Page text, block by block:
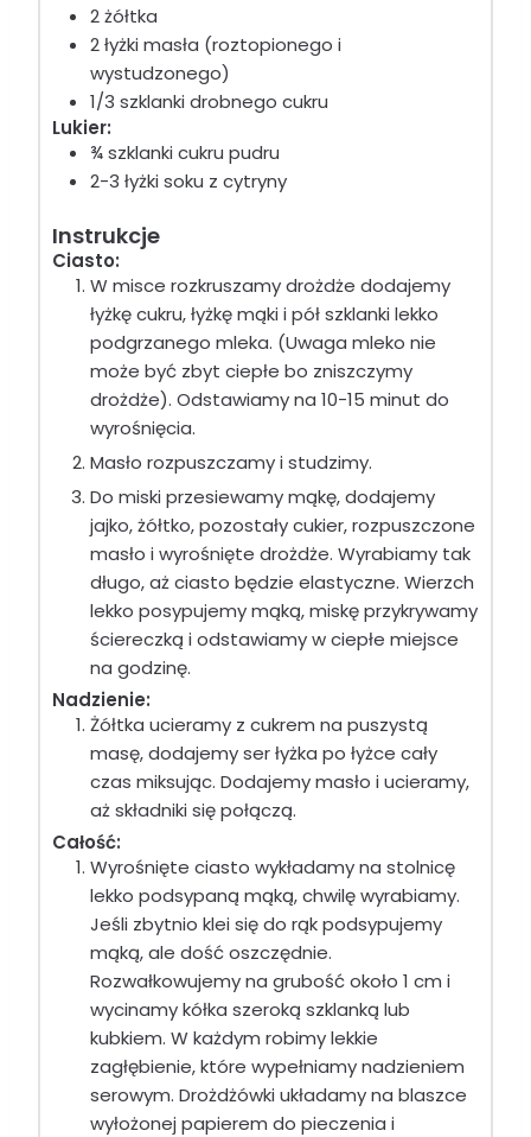
2 żółtka
2 łyżki masła (roztopionego i
wystudzonego)
1/3 szklanki drobnego cukru
Lukier:
¾ szklanki cukru pudru
2-3 łyżki soku z cytryny
Instrukcje
Ciasto:
W misce rozkruszamy drożdże dodajemy
łyżkę cukru, łyżkę mąki i pół szklanki lekko
podgrzanego mleka. (Uwaga mleko nie
może być zbyt ciepłe bo zniszczymy
drożdże). Odstawiamy na 10-15 minut do
wyrośnięcia.
Masło rozpuszczamy i studzimy.
Do miski przesiewamy mąkę, dodajemy
jajko, żółtko, pozostały cukier, rozpuszczone
masło i wyrośnięte drożdże. Wyrabiamy tak
długo, aż ciasto będzie elastyczne. Wierzch
lekko posypujemy mąką, miskę przykrywamy
ściereczką i odstawiamy w ciepłe miejsce
na godzinę.
Nadzienie:
Żółtka ucieramy z cukrem na puszystą
masę, dodajemy ser łyżka po łyżce cały
czas miksując. Dodajemy masło i ucieramy,
aż składniki się połączą.
Całość:
Wyrośnięte ciasto wykładamy na stolnicę
lekko podsypaną mąką, chwilę wyrabiamy.
Jeśli zbytnio klei się do rąk podsypujemy
mąką, ale dość oszczędnie.
Rozwałkowujemy na grubość około 1 cm i
wycinamy kółka szeroką szklanką lub
kubkiem. W każdym robimy lekkie
zagłębienie, które wypełniamy nadzieniem
serowym. Drożdżówki układamy na blaszce
wyłożonej papierem do pieczenia i